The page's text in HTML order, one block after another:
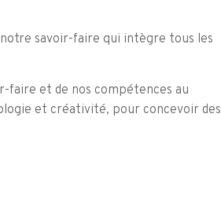
savoir-faire qui intègre tous les
faire et de nos compétences au
et créativité, pour concevoir des